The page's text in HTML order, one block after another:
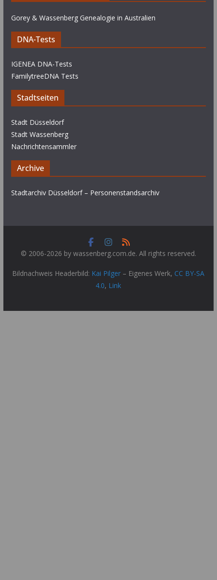
Gorey & Wassenberg Genealogie in Australien
DNA-Tests
IGENEA DNA-Tests
FamilytreeDNA Tests
Stadtseiten
Stadt Düsseldorf
Stadt Wassenberg
Nachrichtensammler
Archive
Stadtarchiv Düsseldorf – Personenstandsarchiv
© 2006-2026 by wassenberg.com.de. All rights reserved.
Bildnachweis Headerbild: Kai Pilger – Eigenes Werk, CC BY-SA
4.0, Link